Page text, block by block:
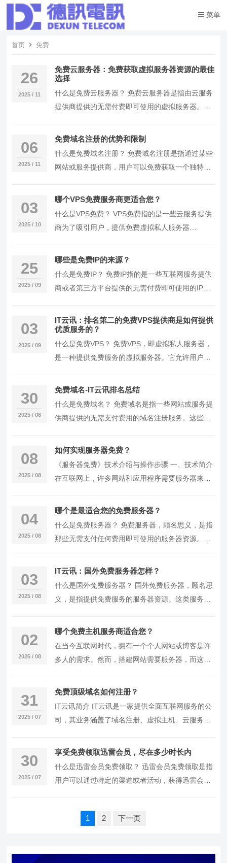
菜单
首页 免费
26
2025 / 11
免费云服务器：免费获取虚拟服务器资源的最佳
选择
什么是免费云服务器？ 免费云服务器是指由云服务
提供商提供的无需付费即可使用的虚拟服务器。这
人开发…
06
2025 / 11
免费域名注册的优势和限制
什么是免费域名注册？ 免费域名注册是指通过某些
网站或服务提供商，用户可以免费获取一个独特的
名、验…
03
2025 / 10
哪个VPS免费服务商更适合您？
什么是VPS免费？ VPS免费指的是一些云服务提供
商为了吸引用户，提供免费虚拟私人服务器
源，…
25
2025 / 09
哪些是免费IP的来源？
什么是免费IP？ 免费IP指的是一些互联网服务提供
商或者第三方平台提供的无需付费即可使用的IP地
03
2025 / 09
IT云讯：排名第二的免费VPS提供商是如何提供
优质服务的？
什么是免费VPS？ 免费VPS，即虚拟私人服务器，
是一种提供免费服务的虚拟服务器。它允许用户在
VPS…
30
2025 / 08
免费域名-IT云讯排名总结
什么是免费域名？ 免费域名是指一些网站或服务提
供商提供的无需支付费用的域名注册服务。这些域
08
2025 / 08
如何实现服务器免费？
《服务器免费》技术介绍与操作步骤 一、技术简介
在互联网上，许多网站和应用程序需要服务器来存
需要…
04
2025 / 08
哪个是最适合您的免费服务器？
什么是免费服务器？ 免费服务器，顾名思义，是指
那些无需支付任何费用即可使用的服务器资源。这
用户、…
03
2025 / 08
IT云讯：国外免费服务器怎样？
什么是国外免费服务器？ 国外免费服务器，顾名思
义，是指提供免费服务的服务器资源。这类服务器
供基础…
02
2025 / 08
哪个免费主机服务商适合您？
在当今互联网时代，拥有一个个人网站或博客是许
多人的需求。然而，搭建网站需要服务器，而这往
免费主机…
31
2025 / 07
免费顶级域名如何注册？
IT云讯简介 IT云讯是一家提供全面互联网服务的公
司，其业务涵盖了域名注册、虚拟主机、云服务器
专…
30
2025 / 07
享受免费领取迅雷会员，尽在多少时长内
什么是迅雷会员免费领取？ 迅雷会员免费领取是指
用户可以通过特定的渠道或者活动，获得迅雷会员
1 2 下一页